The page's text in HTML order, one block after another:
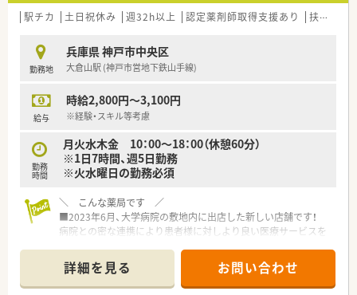
■全国に店舗展開をしている大手調剤・ドラッグストアの企業で
す。
■調剤事業を中心に、OTC販売・在宅・訪問看護など、ヘルスケア
駅チカ 土日祝休み 週32h以上 認定薬剤師取得支援あり 扶養内勤務OK
勤務地
兵庫県 神戸市中央区
大倉山駅 (神戸市営地下鉄山手線)
給与
時給2,800円～3,100円
※経験・スキル等考慮
勤務
時間
月火水木金 10：00～18：00（休憩60分）
※1日7時間、週5日勤務
※火水曜日の勤務必須
＼ こんな薬局です ／
■2023年6月、大学病院の敷地内に出店した新しい店舗です！
病院との密な連携により患者様に対しより良い医療サービスを
■平日18時まで！土日祝お休み予定のワークライフバランスの
取りやすい店舗
詳細を見る お問い合わせ